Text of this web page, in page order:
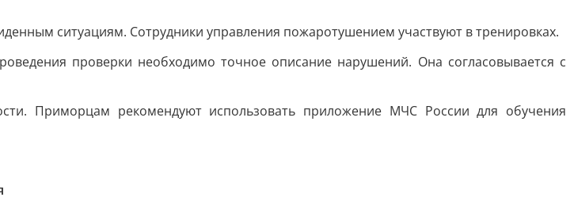
ситуациям. Сотрудники управления пожаротушением участвуют в тренировках.
проверки необходимо точное описание нарушений. Она согласовывается с
Приморцам рекомендуют использовать приложение МЧС России для обучения